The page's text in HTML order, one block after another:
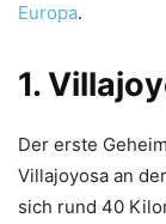
Europa.
1.
Der erste
Villajoyosa an der
sich rund 40